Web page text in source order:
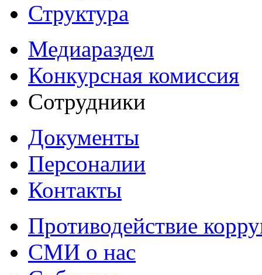
Структура
Медиараздел
Конкурсная комиссия
Сотрудники
Документы
Персоналии
Контакты
Противодействие
СМИ о нас